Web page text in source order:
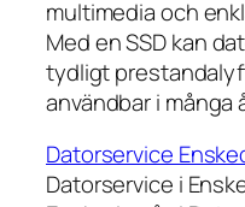
multimedia och
Med en SSD kan
tydligt
användbar i många
Datorservice
Datorservice i